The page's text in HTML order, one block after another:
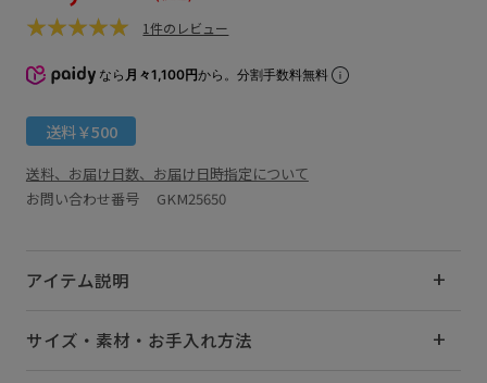
1件のレビュー
なら 月々1,100円から。分割手数料無料
送料￥500
送料、お届け日数、お届け日時指定について
お問い合わせ番号 GKM25650
アイテム説明
サイズ・素材・お手入れ方法